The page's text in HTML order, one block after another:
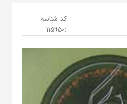
کد شناسه
:
115950